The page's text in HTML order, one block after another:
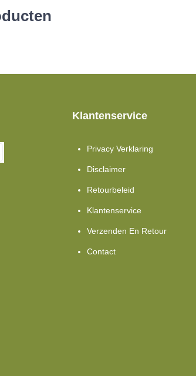
Klantenservice
Privacy Verklaring
Disclaimer
Retourbeleid
Klantenservice
Verzenden En Retour
Contact